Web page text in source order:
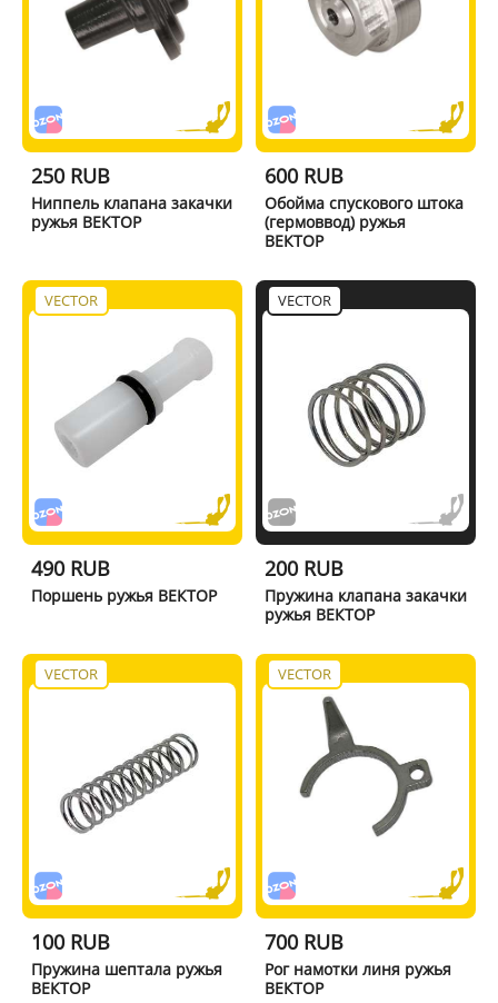
250 RUB
Ниппель клапана закачки
ружья ВЕКТОР
600 RUB
Обойма спускового штока
(гермоввод) ружья
ВЕКТОР
VECTOR
490 RUB
Поршень ружья ВЕКТОР
VECTOR
200 RUB
Пружина клапана закачки
ружья ВЕКТОР
VECTOR
100 RUB
Пружина шептала ружья
ВЕКТОР
VECTOR
700 RUB
Рог намотки линя ружья
ВЕКТОР